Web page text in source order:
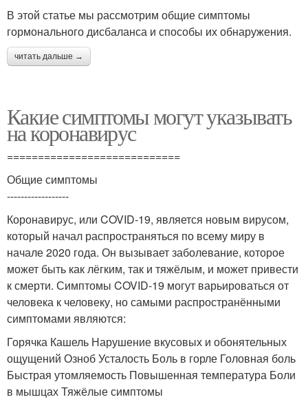
В этой статье мы рассмотрим общие симптомы
гормонального дисбаланса и способы их обнаружения.
читать дальше →
Какие симптомы могут указывать
на коронавирус
============================
Общие симптомы
------------------
Коронавирус, или COVID-19, является новым вирусом,
который начал распространяться по всему миру в
начале 2020 года. Он вызывает заболевание, которое
может быть как лёгким, так и тяжёлым, и может привести
к смерти. Симптомы COVID-19 могут варьироваться от
человека к человеку, но самыми распространёнными
симптомами являются:
Горячка Кашель Нарушение вкусовых и обонятельных
ощущений Озноб Усталость Боль в горле Головная боль
Быстрая утомляемость Повышенная температура Боли
в мышцах Тяжёлые симптомы